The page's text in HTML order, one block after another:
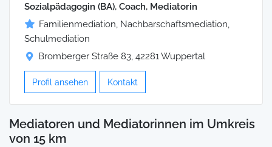
Sozialpädagogin (BA), Coach, Mediatorin
Familienmediation, Nachbarschaftsmediation,
Schulmediation
Bromberger Straße 83, 42281 Wuppertal
Profil ansehen Kontakt
Mediatoren und Mediatorinnen im Umkreis
von 15 km